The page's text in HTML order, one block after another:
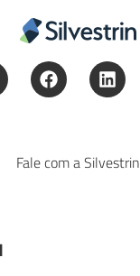
Fale com a Silvestrin